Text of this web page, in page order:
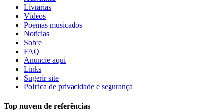
Livrarias
Vídeos
Poemas musicados
Notícias
Sobre
FAQ
Anuncie aqui
Links
Sugerir site
Política de privacidade e segurança
Top nuvem de referências